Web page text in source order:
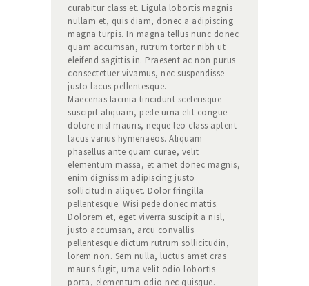
curabitur class et. Ligula lobortis magnis
nullam et, quis diam, donec a adipiscing
magna turpis. In magna tellus nunc donec
quam accumsan, rutrum tortor nibh ut
eleifend sagittis in. Praesent ac non purus
consectetuer vivamus, nec suspendisse
justo lacus pellentesque.
Maecenas lacinia tincidunt scelerisque
suscipit aliquam, pede urna elit congue
dolore nisl mauris, neque leo class aptent
lacus varius hymenaeos. Aliquam
phasellus ante quam curae, velit
elementum massa, et amet donec magnis,
enim dignissim adipiscing justo
sollicitudin aliquet. Dolor fringilla
pellentesque. Wisi pede donec mattis.
Dolorem et, eget viverra suscipit a nisl,
justo accumsan, arcu convallis
pellentesque dictum rutrum sollicitudin,
lorem non. Sem nulla, luctus amet cras
mauris fugit, urna velit odio lobortis
porta, elementum odio nec quisque.